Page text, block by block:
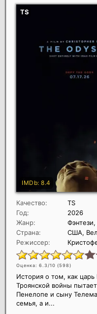
Качество:
TS
Год:
2026
Жанр:
Страна:
США,
Режиссер:
Оценка: 6.3/10 (598)
История о том, как
Троянской войны
Пенелопе и сыну
семья, а и...